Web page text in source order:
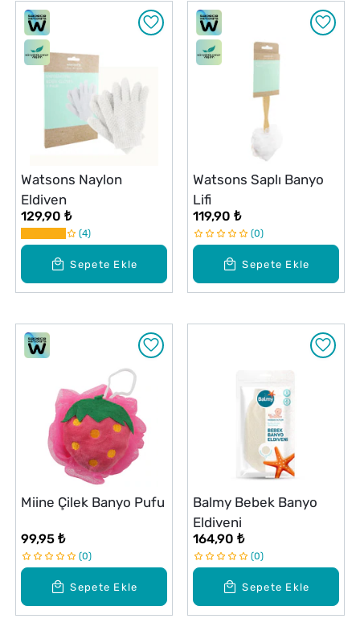
Sepete Ekle
Watsons Naylon
Eldiven
129,90 ₺
4
Sepete Ekle
Watsons Saplı Banyo
Lifi
119,90 ₺
0
Sepete Ekle
Miine Çilek Banyo Pufu
99,95 ₺
0
Sepete Ekle
Balmy Bebek Banyo
Eldiveni
164,90 ₺
0